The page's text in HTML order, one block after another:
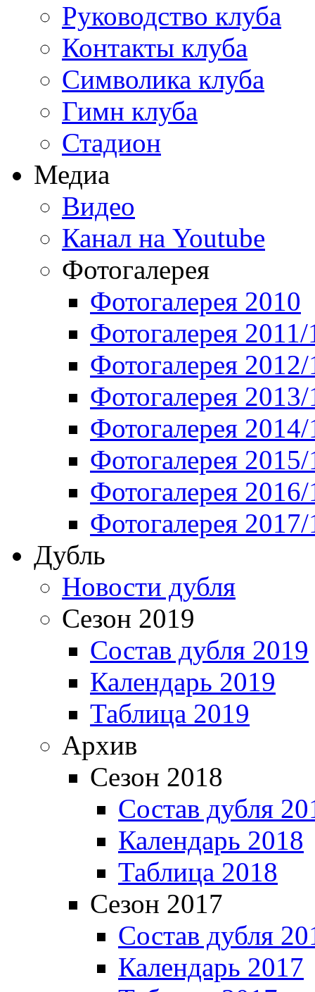
Руководство клуба
Контакты клуба
Символика клуба
Гимн клуба
Стадион
Медиа
Видео
Канал на Youtube
Фотогалерея
Фотогалерея 2010
Фотогалерея 2011/
Фотогалерея
Фотогалерея
Фотогалерея
Фотогалерея
Фотогалерея
Фотогалерея
Дубль
Новости дубля
Сезон 2019
Состав дубля 2019
Календарь 2019
Таблица 2019
Архив
Сезон 2018
Состав дубля
Календарь 2018
Таблица 2018
Сезон 2017
Состав дубля
Календарь 2017